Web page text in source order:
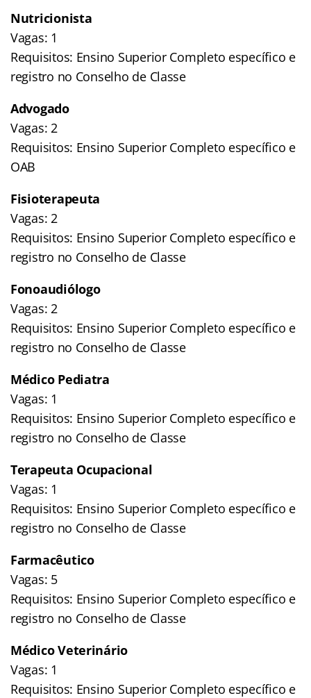
Nutricionista
Vagas: 1
Requisitos: Ensino Superior Completo específico e
registro no Conselho de Classe
Advogado
Vagas: 2
Requisitos: Ensino Superior Completo específico e
OAB
Fisioterapeuta
Vagas: 2
Requisitos: Ensino Superior Completo específico e
registro no Conselho de Classe
Fonoaudiólogo
Vagas: 2
Requisitos: Ensino Superior Completo específico e
registro no Conselho de Classe
Médico Pediatra
Vagas: 1
Requisitos: Ensino Superior Completo específico e
registro no Conselho de Classe
Terapeuta Ocupacional
Vagas: 1
Requisitos: Ensino Superior Completo específico e
registro no Conselho de Classe
Farmacêutico
Vagas: 5
Requisitos: Ensino Superior Completo específico e
registro no Conselho de Classe
Médico Veterinário
Vagas: 1
Requisitos: Ensino Superior Completo específico e